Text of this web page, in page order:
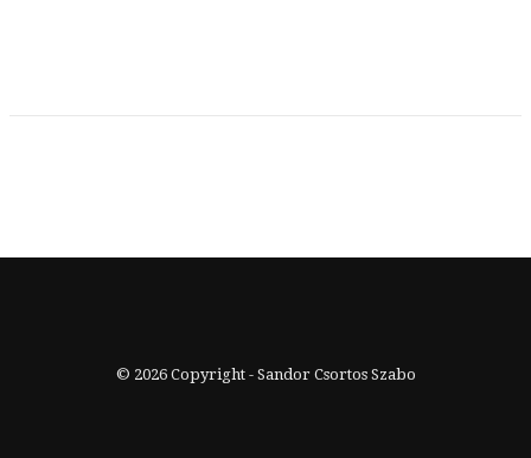
© 2026 Copyright - Sandor Csortos Szabo